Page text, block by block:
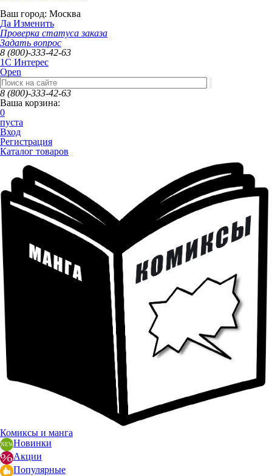
Ваш город: Москва
Да Изменить
Проверка статуса заказа
Задать вопрос
8 (800)-333-42-63
1C Интерес
Open
8 (800)-333-42-63
Ваша корзина:
0
пуста
Вход
Регистрация
Каталог товаров
Комиксы и манга
Новинки
Акции
Популярные